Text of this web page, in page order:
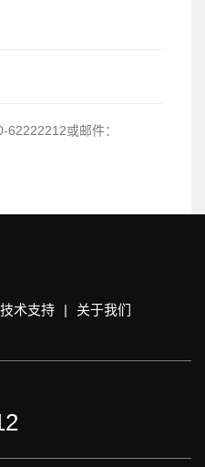
62222212或邮件：
技术支持 | 关于我们